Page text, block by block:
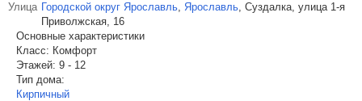
Улица Городской округ Ярославль, Ярославль, Суздалка, улица 1-я
Приволжская, 16
Основные характеристики
Класс: Комфорт
Этажей: 9 - 12
Тип дома:
Кирпичный